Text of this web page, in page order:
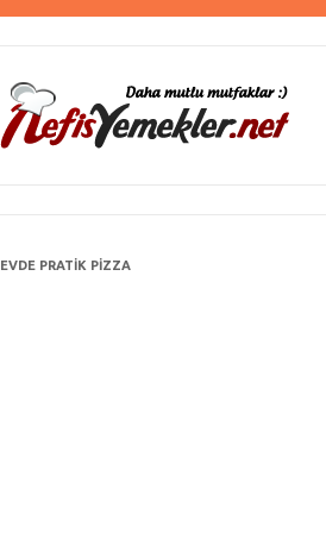
EVDE PRATIK PIZZA